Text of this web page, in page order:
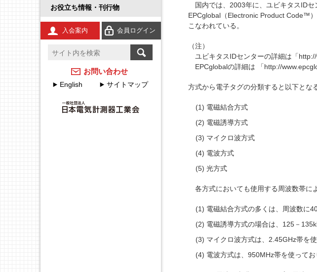
セミナー事業
ト
JEMIMA会報
アクセスマップ
JEMIMA主要行事（会員
工業用無線
安全計装システム（SIS）
温度計測のFAQ
お役立ち情報・刊行物
JCSSリンク
JCSS連絡会のご案内
計測器メーカーのJCSS校
JEMIMAのJCSSの取組
JEMIMA JCSS校正サービ
入会案内
会員ログイン
お問い合わせ
English サイトマップ
国内では、2003年に、ユビキタスIDセ
EPCglobal（Electronic Product Code™
こなわれている。
（注）
ユビキタスIDセンターの詳細は「http://
EPCglobalの詳細は 「http://
方式から電子タグの分類すると以下となる
電磁結合方式
電磁誘導方式
マイクロ波方式
電波方式
光方式
各方式においても使用する周波数帯に
電磁結合方式の多くは、周波数に
電磁誘導方式の場合は、125－
マイクロ波方式は、2.45GHz帯を
電波方式は、950MHz帯を使って